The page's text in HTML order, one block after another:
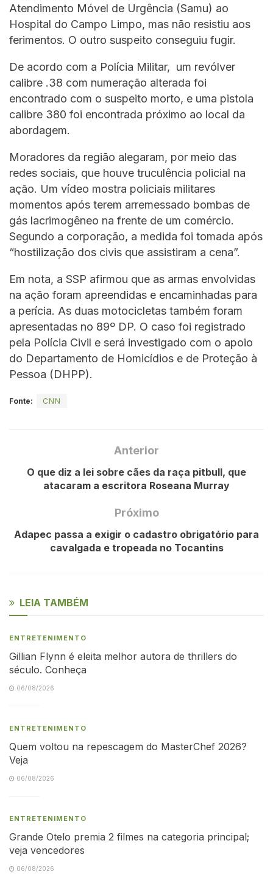
Atendimento Móvel de Urgência (Samu) ao
Hospital do Campo Limpo, mas não resistiu aos
ferimentos. O outro suspeito conseguiu fugir.
De acordo com a Polícia Militar, um revólver
calibre .38 com numeração alterada foi
encontrado com o suspeito morto, e uma pistola
calibre 380 foi encontrada próximo ao local da
abordagem.
Moradores da região alegaram, por meio das
redes sociais, que houve truculência policial na
ação. Um vídeo mostra policiais militares
momentos após terem arremessado bombas de
gás lacrimogêneo na frente de um comércio.
Segundo a corporação, a medida foi tomada após
“hostilização dos civis que assistiram a cena”.
Em nota, a SSP afirmou que as armas envolvidas
na ação foram apreendidas e encaminhadas para
a perícia. As duas motocicletas também foram
apresentadas no 89º DP. O caso foi registrado
pela Polícia Civil e será investigado com o apoio
do Departamento de Homicídios e de Proteção à
Pessoa (DHPP).
Fonte: CNN
Anterior
O que diz a lei sobre cães da raça pitbull, que
atacaram a escritora Roseana Murray
Próximo
Adapec passa a exigir o cadastro obrigatório para
cavalgada e tropeada no Tocantins
LEIA TAMBÉM
ENTRETENIMENTO
Gillian Flynn é eleita melhor autora de thrillers do
século. Conheça
06/08/2026
ENTRETENIMENTO
Quem voltou na repescagem do MasterChef 2026?
Veja
06/08/2026
ENTRETENIMENTO
Grande Otelo premia 2 filmes na categoria principal;
veja vencedores
06/08/2026